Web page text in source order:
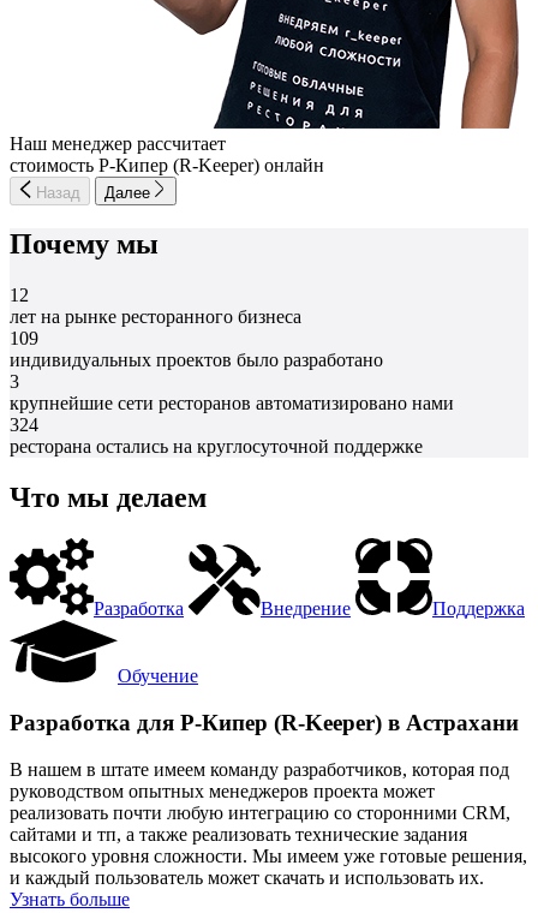
Наш менеджер рассчитает
стоимость Р-Кипер (R-Keeper) онлайн
Назад Далее
Почему мы
12
лет на рынке ресторанного бизнеса
109
индивидуальных проектов было разработано
3
крупнейшие сети ресторанов автоматизировано нами
324
ресторана остались на круглосуточной поддержке
Что мы делаем
Разработка Внедрение Поддержка
Обучение
Разработка для Р-Кипер (R-Keeper) в Астрахани
В нашем в штате имеем команду разработчиков, которая под
руководством опытных менеджеров проекта может
реализовать почти любую интеграцию со сторонними CRM,
сайтами и тп, а также реализовать технические задания
высокого уровня сложности. Мы имеем уже готовые решения,
и каждый пользователь может скачать и использовать их.
Узнать больше